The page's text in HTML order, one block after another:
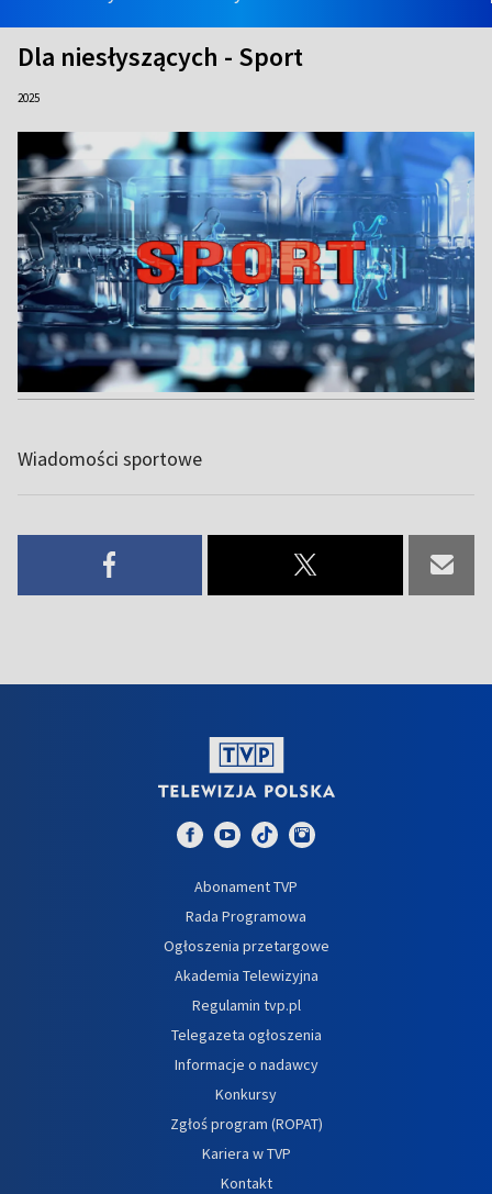
Dla niesłyszących - Sport
2025
Wiadomości sportowe
Abonament TVP
Rada Programowa
Ogłoszenia przetargowe
Akademia Telewizyjna
Regulamin tvp.pl
Telegazeta ogłoszenia
Informacje o nadawcy
Konkursy
Zgłoś program (ROPAT)
Kariera w TVP
Kontakt